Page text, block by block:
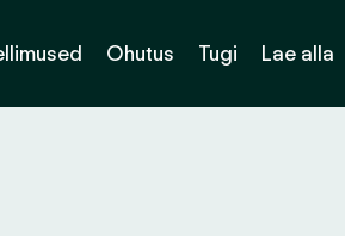
Ohutus Tugi Lae alla